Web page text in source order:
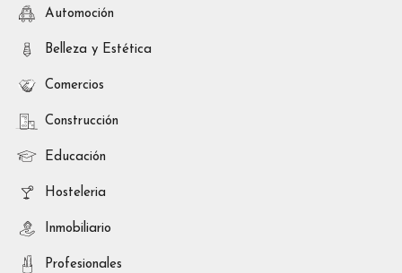
Automoción
Belleza y Estética
Comercios
Construcción
Educación
Hosteleria
Inmobiliario
Profesionales